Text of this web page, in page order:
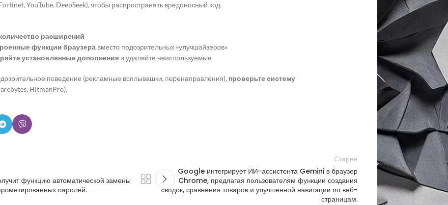
YouTube, DeepSeek), чтобы распространять вредоносный код.
расширений
функции браузера вместо подозрительных «улучшайзеров»
установленные дополнения и удаляйте неиспользуемые
поведение (рекламные всплывашки, перенаправления), проверьте систему
HitmanPro).
функцию автоматической замены
паролей.
Старее
Google интегрирует ИИ-ассистента Gemini в браузер
Chrome, предлагая пользователям функции создания
сводок, сравнения товаров и улучшенной навигации по веб-
страницам.